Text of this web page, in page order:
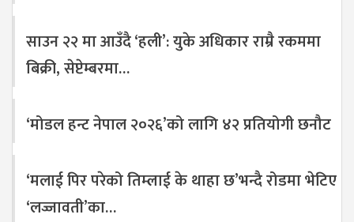
साउन २२ मा आउँदै ‘हली’: युके अधिकार राम्रै रकममा
बिक्री, सेप्टेम्बरमा…
‘मोडल हन्ट नेपाल २०२६’को लागि ४२ प्रतियोगी छनौट
‘मलाई पिर परेको तिम्लाई के थाहा छ’भन्दै रोडमा भेटिए
‘लज्जावती’का…